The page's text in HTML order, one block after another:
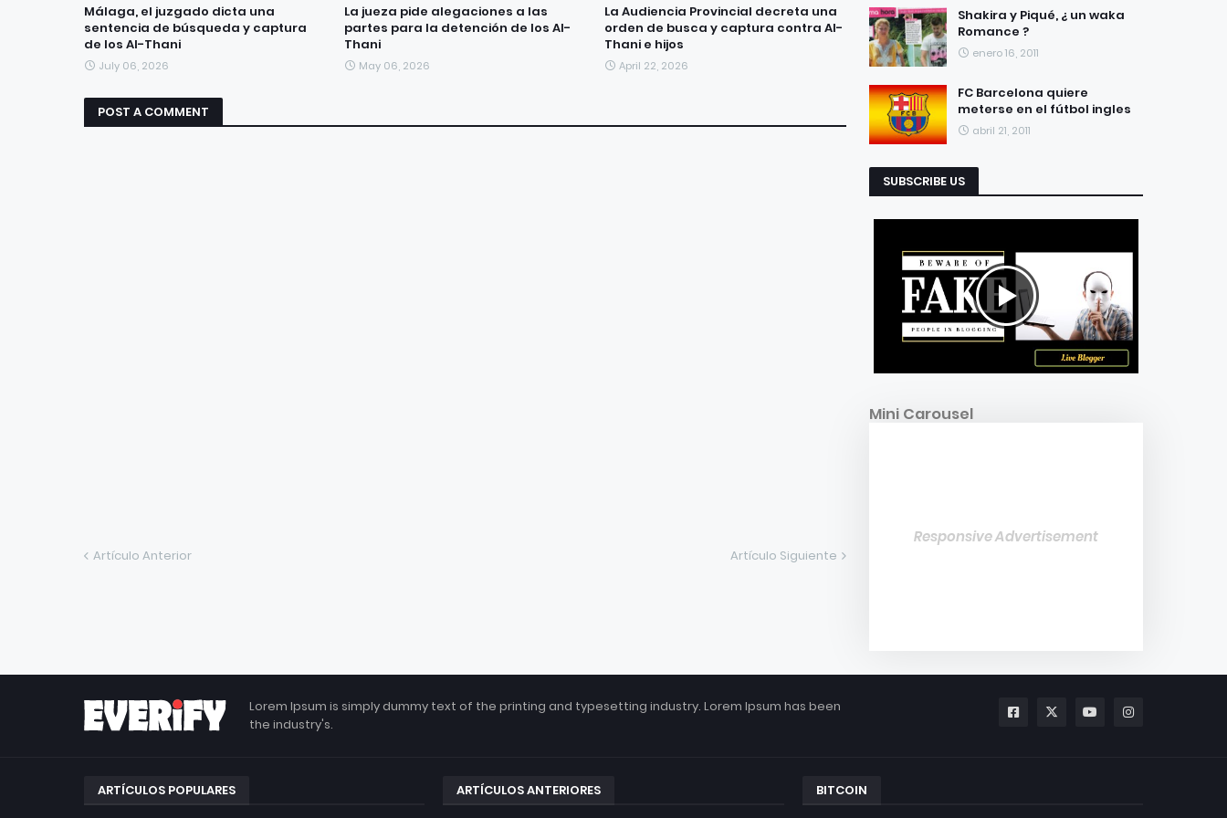
Málaga, el juzgado dicta una
sentencia de búsqueda y captura
de los Al-Thani
July 06, 2026
La jueza pide alegaciones a las
partes para la detención de los Al-
Thani
May 06, 2026
La Audiencia Provincial decreta una
orden de busca y captura contra Al-
Thani e hijos
April 22, 2026
POST A COMMENT
Artículo Anterior Artículo Siguiente
Shakira y Piqué, ¿ un waka
Romance ?
enero 16, 2011
FC Barcelona quiere
meterse en el fútbol ingles
abril 21, 2011
SUBSCRIBE US
Mini Carousel
Responsive Advertisement
Lorem Ipsum is simply dummy text of the printing and typesetting industry. Lorem Ipsum has been
the industry's.
ARTÍCULOS POPULARES ARTÍCULOS ANTERIORES BITCOIN